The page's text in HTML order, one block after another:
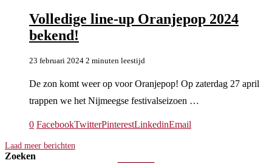
Volledige line-up Oranjepop 2024
bekend!
23 februari 2024 2 minuten leestijd
De zon komt weer op voor Oranjepop! Op zaterdag 27 april
trappen we het Nijmeegse festivalseizoen …
0 FacebookTwitterPinterestLinkedinEmail
Laad meer berichten
Zoeken